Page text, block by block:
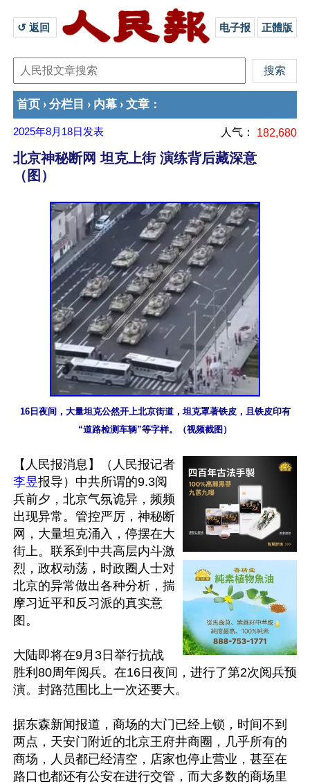
↺ 返回 电子报 正體版
首页 › 分栏目 › 内幕 › 文章 ：
2025年8月18日 发表 人气： 182,680
北京神秘断网 坦克上街 演练背后藏深意
（图）
16日夜间，大量坦克公然开上北京街道，坦克罩著铁皮，且铁皮印有
“道路检测车辆”等字样。（视频截图）
【人民报消息】（人民报记者
李昱报导）中共所谓的9.3阅
兵前夕，北京气氛诡异，频频
出现异常。管控严厉，神秘断
网，大量坦克涌入，停摆在大
街上。联系到中共高层内斗激
烈，政权动荡，时政圈人士对
北京的异常做出各种分析，揣
摩习近平和反习派的真实意
图。
大陆即将在9月3日举行抗战
胜利80周年阅兵。在16日夜间，进行了第2次阅兵预
演。封路范围比上一次还要大。
据东森新闻报道，商场的大门已经上锁，时间不到
两点，天安门附近的北京王府井商圈，几乎所有的
商场，人员都已经清空，店家也停止营业，甚至在
路口也都还有公安在进行交管，而大多数的商场里